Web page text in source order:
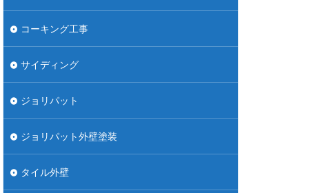
コーキング工事
サイディング
ジョリパット
ジョリパット外壁塗装
タイル外壁